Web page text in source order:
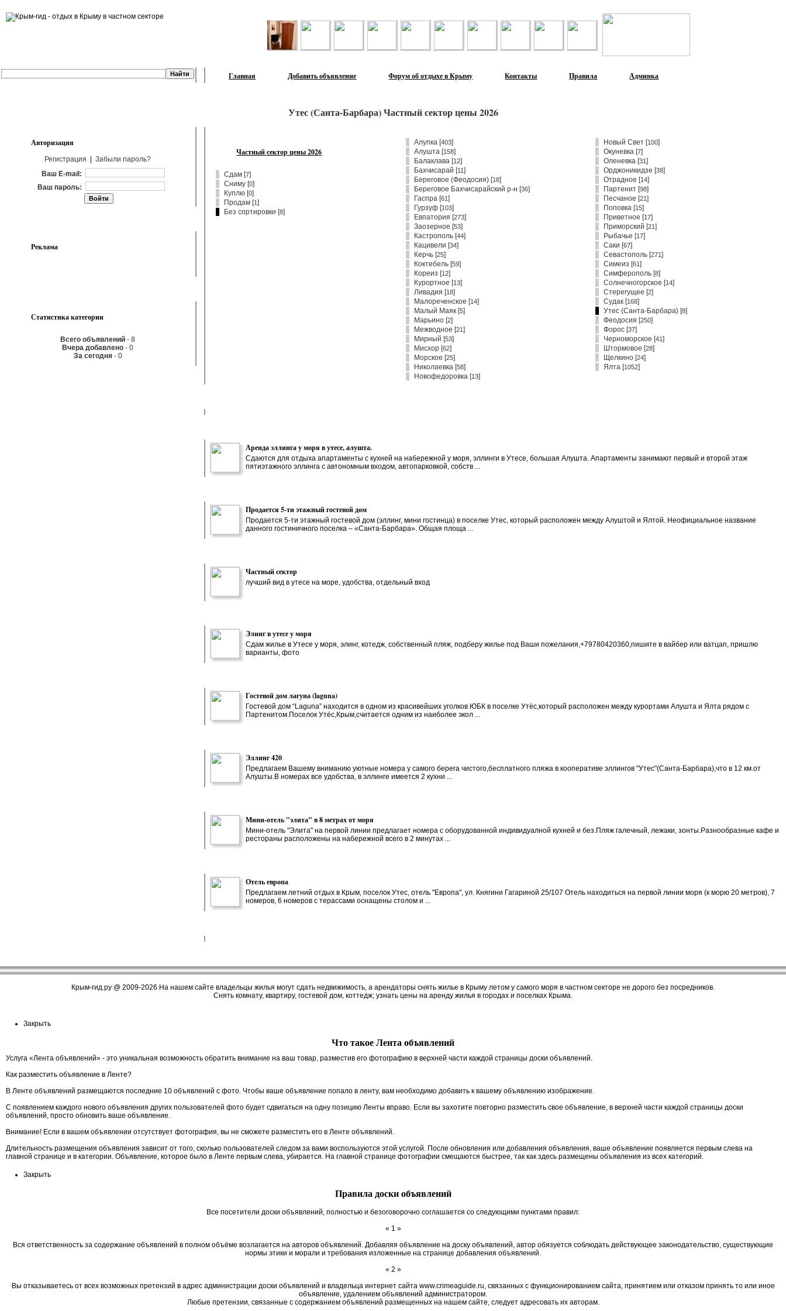
Главная Добавить объявление Форум об отдыхе в Крыму Контакты Правила Админка
Утес (Санта-Барбара) Частный сектор цены 2026
Частный сектор цены 2026
Сдам [7]
Сниму [0]
Куплю [0]
Продам [1]
Без сортировки [8]
Алупка[403]
Алушта[158]
Балаклава[12]
Бахчисарай [11]
Береговое (Феодосия)[18]
Береговое Бахчисарайский р-н [36]
Гаспра[61]
Гурзуф[103]
Евпатория [273]
Заозерное [53]
Кастрополь[44]
Кацивели [34]
Керчь[25]
Коктебель[59]
Кореиз [12]
Курортное [13]
Ливадия [18]
Малореченское [14]
Малый Маяк[5]
Марьино[2]
Межводное [21]
Мирный [53]
Мисхор[62]
Морское [25]
Николаевка[58]
Новофедоровка[13]
Новый Свет[100]
Окуневка[7]
Оленевка[31]
Орджоникидзе [38]
Отрадное [14]
Партенит[98]
Песчаное [21]
Поповка[15]
Приветное [17]
Приморский [21]
Рыбачье [17]
Саки [67]
Севастополь[271]
Симеиз [61]
Симферополь[8]
Солнечногорское [14]
Стерегущее [2]
Судак[168]
Утес (Санта-Барбара) [8]
Феодосия [250]
Форос[37]
Черноморское [41]
Штормовое [28]
Щелкино[24]
Ялта[1052]
Аренда эллинга у моря в утесе, алушта.
Сдаются для отдыха апартаменты с кухней на набережной у моря, эллинги в Утесе, большая Алушта. Апартаменты занимают первый и второй этаж
пятиэтажного эллинга с автономным входом, автопарковкой, собств ...
Продается 5-ти этажный гостевой дом
Продается 5-ти этажный гостевой дом (эллинг, мини гостинца) в поселке Утес, который расположен между Алуштой и Ялтой. Неофициальное название
данного гостиничного поселка – «Санта-Барбара». Общая площа ...
Частный сектор
лучший вид в утесе на море, удобства, отдельный вход
Элинг в утесе у моря
Сдам жилье в Утесе у моря, элинг, котедж, собственный пляж, подберу жилье под Ваши пожелания,+79780420360,пишите в вайбер или ватцап, пришлю
варианты, фото
Гостевой дом лагуна (laguna)
Гостевой дом “Laguna” находится в одном из красивейших уголков ЮБК в поселке Утёс,который расположен между курортами Алушта и Ялта рядом с
Партенитом.Поселок Утёс,Крым,считается одним из наиболее экол ...
Эллинг 420
Предлагаем Вашему вниманию уютные номера у самого берега чистого,бесплатного пляжа в кооперативе эллингов "Утес"(Санта-Барбара),что в 12 км.от
Алушты.В номерах все удобства, в эллинге имеется 2 кухни ...
Мини-отель "элита" в 8 метрах от моря
Мини-отель "Элита" на первой линии предлагает номера с оборудованной индивидуалной кухней и без.Пляж галечный, лежаки, зонты.Разнообразные кафе и
рестораны расположены на набережной всего в 2 минутах ...
Отель европа
Предлагаем летний отдых в Крым, поселок Утес, отель "Европа", ул. Княгини Гагариной 25/107 Отель находиться на первой линии моря (к морю 20 метров), 7
номеров, 6 номеров с терассами оснащены столом и ...
Авторизация
Регистрация
Забыли пароль?
Ваш E-mail:
Ваш пароль:
Реклама
Статистика категории
Всего объявлений - 8
Вчера добавлено - 0
За сегодня- 0
Крым-гид.ру @ 2009-2026 На нашем сайте владельцы жилья могут сдать недвижимость, а арендаторы снять жилье в Крыму летом у самого моря в частном секторе не дорого без посредников.
Cнять комнату, квартиру, гостевой дом, коттедж; узнать цены на аренду жилья в городах и поселках Крыма.
Закрыть
Что такое Лента объявлений
Услуга «Лента объявлений» - это уникальная возможность обратить внимание на ваш товар, разместив его фотографию в верхней части каждой страницы доски объявлений.
Как разместить объявление в Ленте?
В Ленте объявлений размещаются последние 10 объявлений с фото. Чтобы ваше объявление попало в ленту, вам необходимо добавить к вашему объявлению изображение.
С появлением каждого нового объявления других пользователей фото будет сдвигаться на одну позицию Ленты вправо. Если вы захотите повторно разместить свое объявление, в верхней части каждой страницы доски
объявлений, просто обновить ваше объявление.
Внимание! Если в вашем объявлении отсутствует фотография, вы не сможете разместить его в Ленте объявлений.
Длительность размещения объявления зависит от того, сколько пользователей следом за вами воспользуются этой услугой. После обновления или добавления объявления, ваше объявление появляется первым слева на
главной странице и в категории. Объявление, которое было в Ленте первым слева, убирается. На главной странице фотографии смещаются быстрее, так как здесь размещены объявления из всех категорий.
Закрыть
Правила доски объявлений
Все посетители доски объявлений, полностью и безоговорочно соглашается со следующими пунктами правил:
« 1 »
Вся ответственность за содержание объявлений в полном объёме возлагается на авторов объявлений. Добавляя объявление на доску объявлений, автор обязуется соблюдать действующее законодательство, существующие
нормы этики и морали и требования изложенные на странице добавления объявлений.
« 2 »
Вы отказываетесь от всех возможных претензий в адрес администрации доски объявлений и владельца интернет сайта www.crimeaguide.ru, связанных с функционированием сайта, принятием или отказом принять то или иное
объявление, удалением объявлений администратором.
Любые претензии, связанные с содержанием объявлений размещенных на нашем сайте, следует адресовать их авторам.